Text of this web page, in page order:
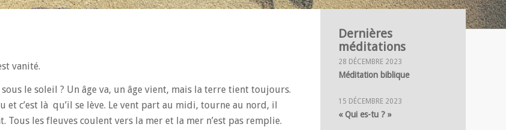
vanité.
le soleil ? Un âge va, un âge vient, mais la terre tient toujours.
et c’est là qu’il se lève. Le vent part au midi, tourne au nord, il
les fleuves coulent vers la mer et la mer n’est pas remplie.
Dernières
méditations
28 DÉCEMBRE 2023
Méditation biblique
15 DÉCEMBRE 2023
« Qui es-tu ? »